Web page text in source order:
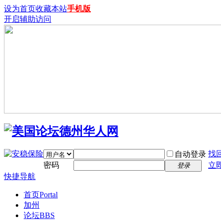
设为首页收藏本站手机版
开启辅助访问
自动登录 找
密码
登录
立
快捷导航
首页Portal
加州
论坛BBS